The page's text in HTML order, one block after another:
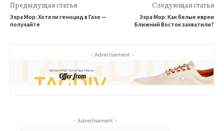
Предыдущая статья
Эзра Мор: Хотели геноцид в Газе —
получайте
Следующая статья
Эзра Мор: Как белые евреи
Ближний Восток захватили?
- Advertisement -
- Advertisement -